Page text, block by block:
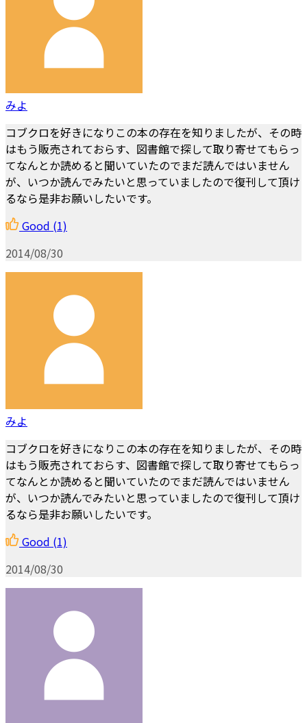
みよ
コブクロを好きになりこの本の存在を知りましたが、その時
はもう販売されておらす、図書館で探して取り寄せてもらっ
てなんとか読めると聞いていたのでまだ読んではいません
が、いつか読んでみたいと思っていましたので復刊して頂け
るなら是非お願いしたいです。
Good (1)
2014/08/30
みよ
コブクロを好きになりこの本の存在を知りましたが、その時
はもう販売されておらす、図書館で探して取り寄せてもらっ
てなんとか読めると聞いていたのでまだ読んではいません
が、いつか読んでみたいと思っていましたので復刊して頂け
るなら是非お願いしたいです。
Good (1)
2014/08/30